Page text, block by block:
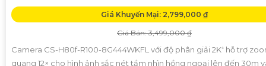
Giá Khuyến Mại: 2,799,000 ₫
Giá Bán: 3,499,000 ₫
Camera CS-H80f-R100-8G444WKFL với độ phân giải 2K⁺ hỗ trợ
quang 12× cho hình ảnh sắc nét tầm nhìn hồng ngoại lên đến 30m